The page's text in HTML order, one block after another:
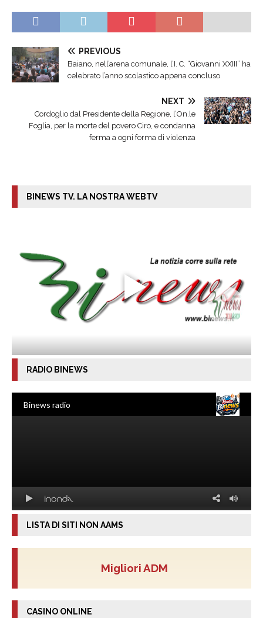
PREVIOUS
Baiano, nell’arena comunale, l’I. C. “Giovanni XXIII” ha
celebrato l’anno scolastico appena concluso
NEXT
Cordoglio dal Presidente della Regione, l’On.le
Foglia, per la morte del povero Ciro, e condanna
ferma a ogni forma di violenza
BINEWS TV. LA NOSTRA WEBTV
RADIO BINEWS
LISTA DI SITI NON AAMS
Migliori ADM
CASINO ONLINE